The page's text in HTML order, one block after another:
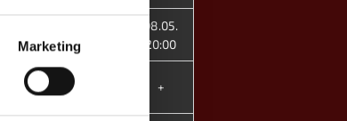
Marketing
Schlömilch
08.05.
20:00
Sven K.
Lara H. ♀
+